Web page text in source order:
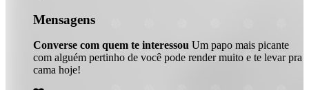
Mensagens
Converse com quem te interessou Um papo mais picante
com alguém pertinho de você pode render muito e te levar pra
cama hoje!